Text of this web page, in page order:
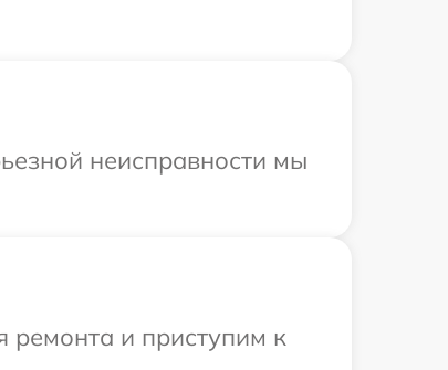
неисправности мы
ремонта и приступим к